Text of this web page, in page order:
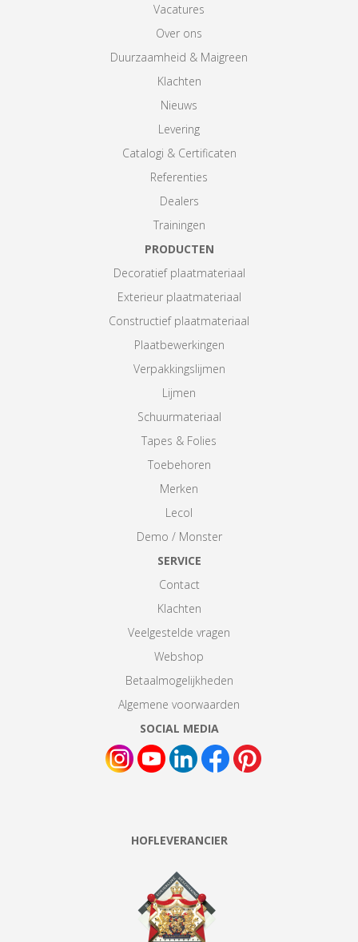
Vacatures
Over ons
Duurzaamheid & Maigreen
Klachten
Nieuws
Levering
Catalogi & Certificaten
Referenties
Dealers
Trainingen
PRODUCTEN
Decoratief plaatmateriaal
Exterieur plaatmateriaal
Constructief plaatmateriaal
Plaatbewerkingen
Verpakkingslijmen
Lijmen
Schuurmateriaal
Tapes & Folies
Toebehoren
Merken
Lecol
Demo / Monster
SERVICE
Contact
Klachten
Veelgestelde vragen
Webshop
Betaalmogelijkheden
Algemene voorwaarden
SOCIAL MEDIA
HOFLEVERANCIER